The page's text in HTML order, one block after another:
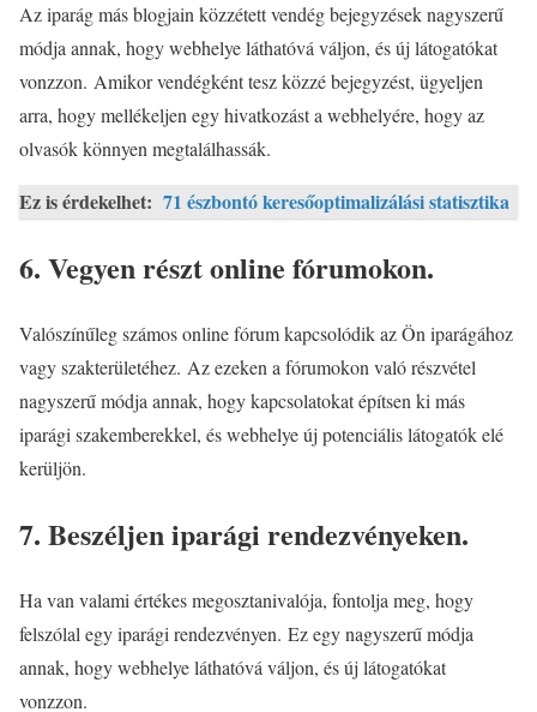
Az iparág más blogjain közzétett vendég bejegyzések nagyszerű
módja annak, hogy webhelye láthatóvá váljon, és új látogatókat
vonzzon. Amikor vendégként tesz közzé bejegyzést, ügyeljen
arra, hogy mellékeljen egy hivatkozást a webhelyére, hogy az
olvasók könnyen megtalálhassák.
Ez is érdekelhet: 71 észbontó keresőoptimalizálási statisztika
6. Vegyen részt online fórumokon.
Valószínűleg számos online fórum kapcsolódik az Ön iparágához
vagy szakterületéhez. Az ezeken a fórumokon való részvétel
nagyszerű módja annak, hogy kapcsolatokat építsen ki más
iparági szakemberekkel, és webhelye új potenciális látogatók elé
kerüljön.
7. Beszéljen iparági rendezvényeken.
Ha van valami értékes megosztanivalója, fontolja meg, hogy
felszólal egy iparági rendezvényen. Ez egy nagyszerű módja
annak, hogy webhelye láthatóvá váljon, és új látogatókat
vonzzon.